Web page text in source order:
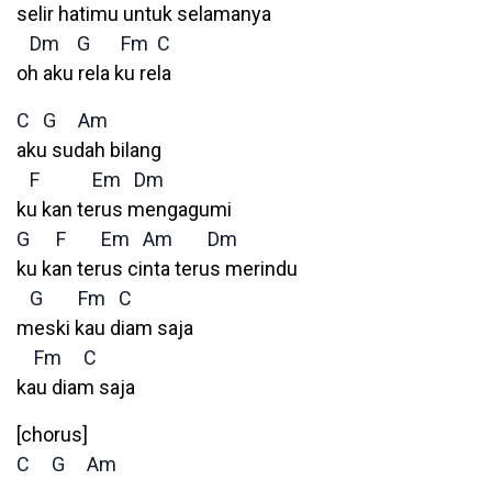
selir hatimu untuk selamanya
Dm
G Fm C
oh aku rela ku rela
C G
Am
aku sudah bilang
F
Em
Dm
ku kan terus mengagumi
G
F Em Am
Dm
ku kan terus cinta terus merindu
G
Fm
C
meski kau diam saja
Fm
C
kau diam saja
[chorus]
C
G
Am